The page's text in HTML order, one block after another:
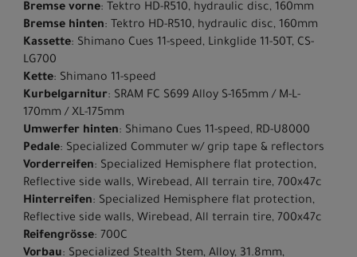
Bremse vorne: Tektro HD-R510, hydraulic disc, 160mm
Bremse hinten: Tektro HD-R510, hydraulic disc, 160mm
Kassette: Shimano Cues 11-speed, Linkglide 11-50T, CS-
LG700
Kette: Shimano 11-speed
Kurbelgarnitur: SRAM FC S699 Alloy S-165mm / M-L-
170mm / XL-175mm
Umwerfer hinten: Shimano Cues 11-speed, RD-U8000
Pedale: Specialized Commuter w/ grip tape & reflectors
Vorderreifen: Specialized Hemisphere flat protection,
Reflective side walls, Wirebead, All terrain tire, 700x47c
Hinterreifen: Specialized Hemisphere flat protection,
Reflective side walls, Wirebead, All terrain tire, 700x47c
Reifengrösse: 700C
Vorbau: Specialized Stealth Stem, Alloy, 31.8mm,